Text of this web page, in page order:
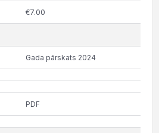
€7.00
Gada pārskats 2024
PDF